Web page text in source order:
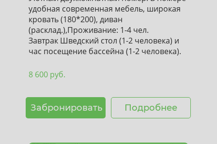
удобная современная мебель, широкая
кровать (180*200), диван
(расклад.),Проживание: 1-4 чел.
Завтрак Шведский стол (1-2 человека) и
час посещение бассейна (1-2 человека).
8 600 руб.
Забронировать Подробнее